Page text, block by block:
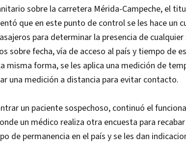
sobre la carretera Mérida-Campeche, el
que en este punto de control se les hace un
para determinar la presencia de
sobre fecha, vía de acceso al país y tiempo de
misma forma, se les aplica una medición de
una medición a distancia para evitar contacto.
un paciente sospechoso, continuó el
un médico realiza otra encuesta para
de permanencia en el país y se les dan